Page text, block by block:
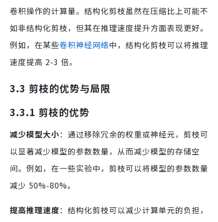
卷积操作的计算量。结构化剪枝虽然在压缩比上可能不
如非结构化剪枝，但其在推理速度提升方面表现更好。
例如，在某些卷积神经网络中，结构化剪枝可以将推理
速度提高 2-3 倍。
3.3 剪枝的优势与局限
3.3.1 剪枝的优势
减少模型大小：通过移除冗余的权重或神经元，剪枝可
以显著减少模型的参数数量，从而减少模型的存储空
间。例如，在一些实验中，剪枝可以将模型的参数数量
减少 50%-80%。
提高推理速度：结构化剪枝可以减少计算单元的负担，